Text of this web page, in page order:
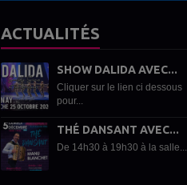
ACTUALITÉS
SHOW DALIDA AVEC...
Cliquer sur le lien ci dessous
pour...
THÉ DANSANT AVEC...
De 14h30 à 19h30 à la salle...